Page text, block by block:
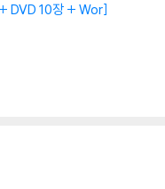
DVD 10장 + Wor